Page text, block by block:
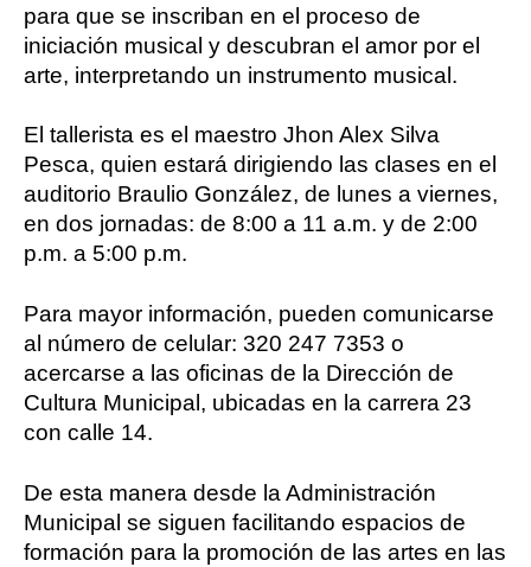
para que se inscriban en el proceso de
iniciación musical y descubran el amor por el
arte, interpretando un instrumento musical.
El tallerista es el maestro Jhon Alex Silva
Pesca, quien estará dirigiendo las clases en el
auditorio Braulio González, de lunes a viernes,
en dos jornadas: de 8:00 a 11 a.m. y de 2:00
p.m. a 5:00 p.m.
Para mayor información, pueden comunicarse
al número de celular: 320 247 7353 o
acercarse a las oficinas de la Dirección de
Cultura Municipal, ubicadas en la carrera 23
con calle 14.
De esta manera desde la Administración
Municipal se siguen facilitando espacios de
formación para la promoción de las artes en las